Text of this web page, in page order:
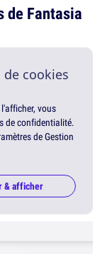
de Fantasia
cookies
vous
de confidentialité.
de Gestion
& afficher